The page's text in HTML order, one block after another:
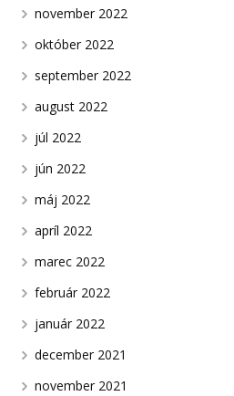
november 2022
október 2022
september 2022
august 2022
júl 2022
jún 2022
máj 2022
apríl 2022
marec 2022
február 2022
január 2022
december 2021
november 2021